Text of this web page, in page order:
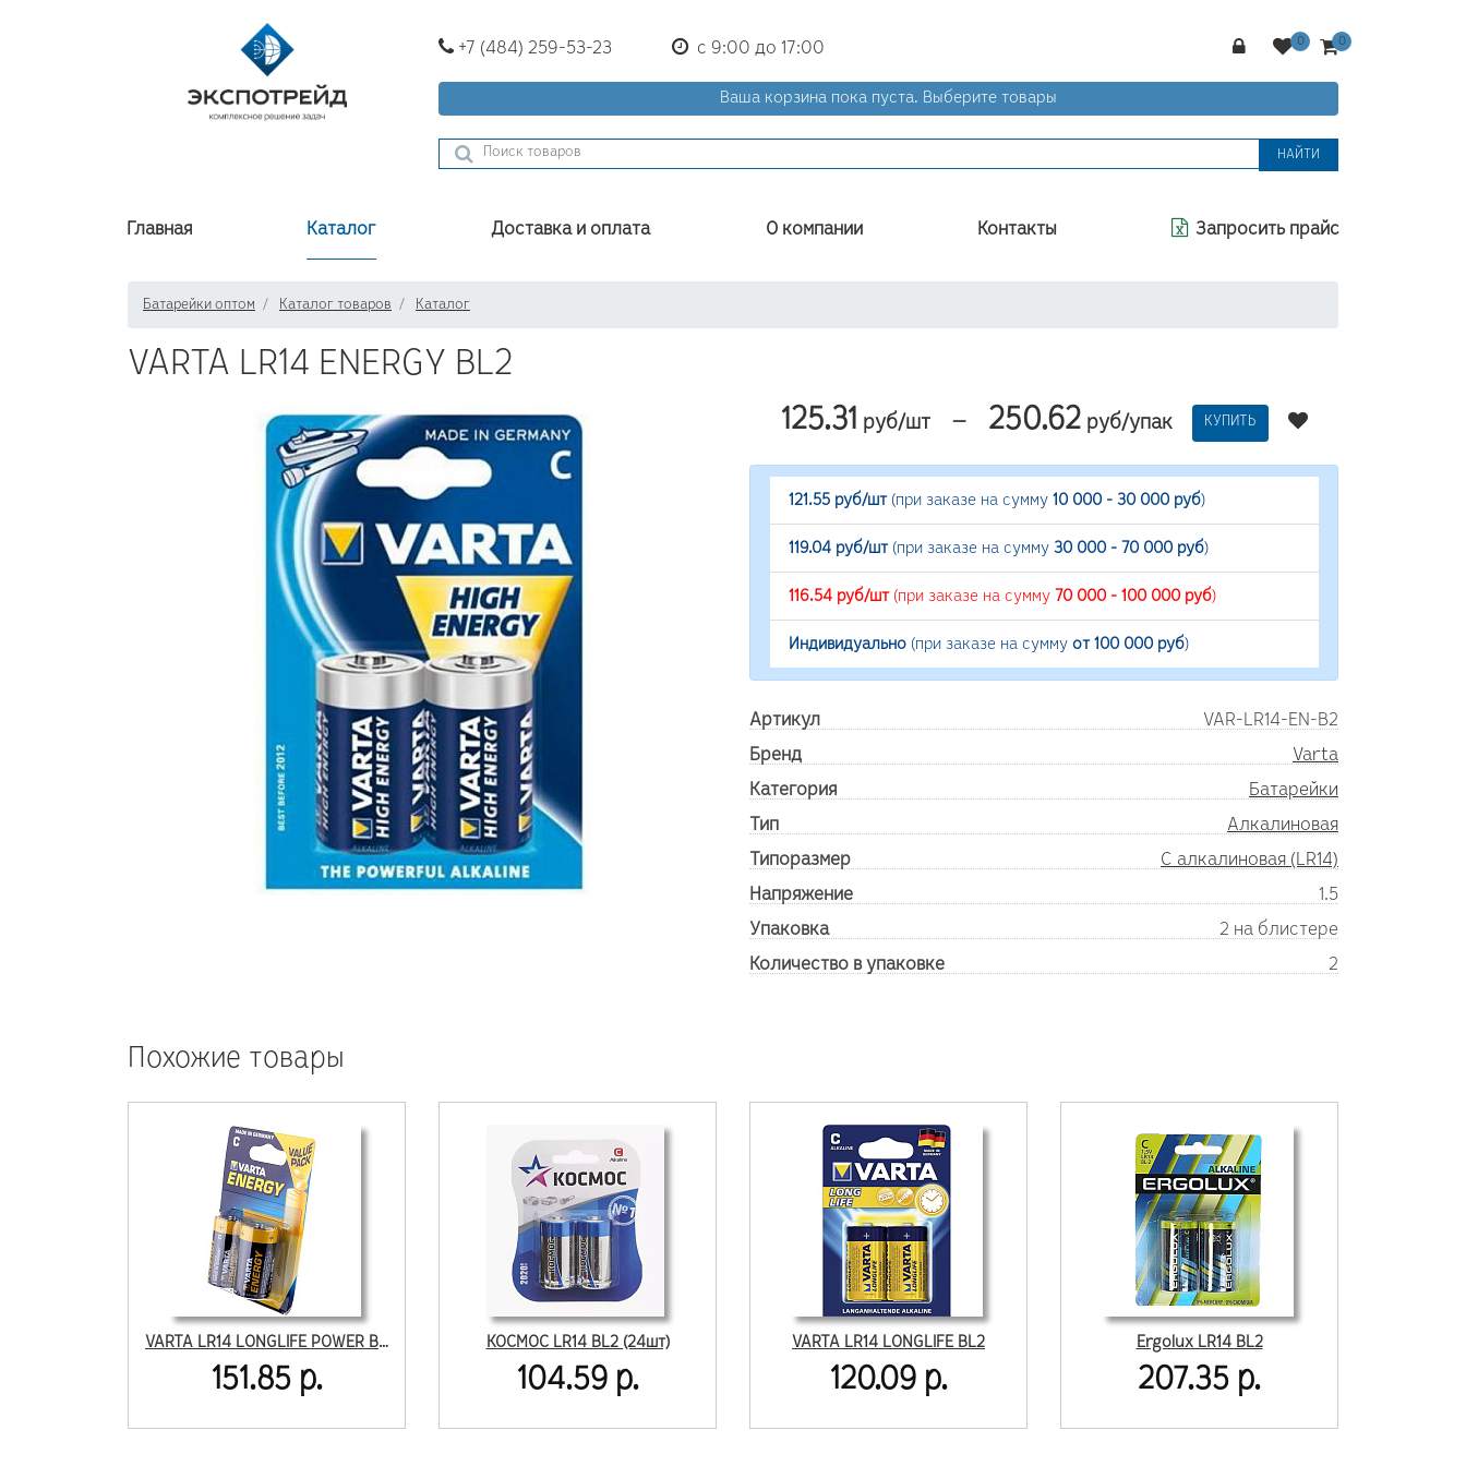
+7 (484) 259-53-23 с 9:00 до 17:00
Ваша корзина пока пуста. Выберите товары
НАЙТИ
Главная Каталог Доставка и оплата О компании Контакты Запросить прайс
Батарейки оптом Каталог товаров Каталог
VARTA LR14 ENERGY BL2
125.31 руб/шт — 250.62руб/упак КУПИТЬ
121.55 руб/шт(при заказе на сумму 10 000 - 30 000 руб)
119.04 руб/шт(при заказе на сумму 30 000 - 70 000 руб)
116.54 руб/шт(при заказе на сумму 70 000 - 100 000 руб)
Индивидуально (при заказе на сумму от 100 000 руб)
Артикул
VAR-LR14-EN-B2
Бренд
Varta
Категория
Батарейки
Тип
Алкалиновая
Типоразмер
C алкалиновая (LR14)
Напряжение
1.5
Упаковка
2 на блистере
Количество в упаковке
2
Похожие товары
VARTA LR14 LONGLIFE POWER BL2
151.85 р.
КОСМОС LR14 BL2 (24шт)
104.59 р.
VARTA LR14 LONGLIFE BL2
120.09 р.
Ergolux LR14 BL2
207.35 р.